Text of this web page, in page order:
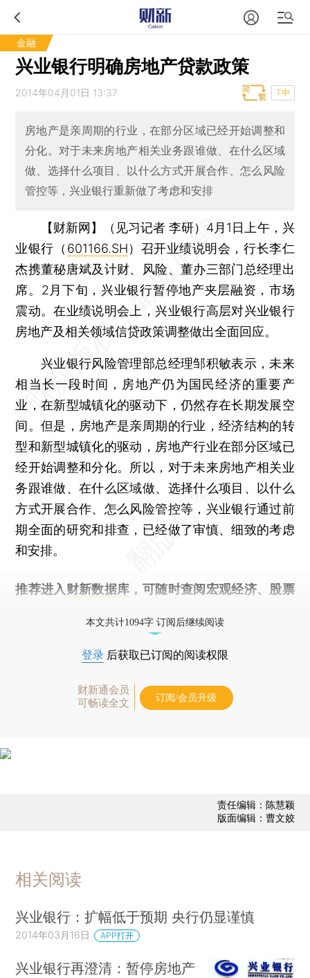
金融
兴业银行明确房地产贷款政策
2014年04月01日 13:37 T中
房地产是亲周期的行业，在部分区域已经开始调整和
分化。对于未来房地产相关业务跟谁做、在什么区域
做、选择什么项目、以什么方式开展合作、怎么风险
管控等，兴业银行重新做了考虑和安排
【财新网】（见习记者 李研） 4月1日上午，兴
业银行（ 601166.SH）召开业绩说明会，行长李仁
杰携董秘唐斌及计财、风险、董办三部门总经理出
席。2月下旬，兴业银行暂停地产夹层融资，市场
震动。在业绩说明会上，兴业银行高层对兴业银行
房地产及相关领域信贷政策调整做出全面回应。
兴业银行风险管理部总经理邹积敏表示，未来
相当长一段时间，房地产仍为国民经济的重要产
业，在新型城镇化的驱动下，仍然存在长期发展空
间。但是，房地产是亲周期的行业，经济结构的转
型和新型城镇化的驱动，房地产行业在部分区域已
经开始调整和分化。所以，对于未来房地产相关业
务跟谁做、在什么区域做、选择什么项目、以什么
方式开展合作、怎么风险管控等，兴业银行通过前
期全面的研究和排查，已经做了审慎、细致的考虑
和安排。
推荐进入 财新数据库 ，可随时查阅宏观经济、股票
本文共计1094字 订阅后继续阅读
登录 后获取已订阅的阅读权限
财新通会员
可畅读全文
订阅/会员升级
责任编辑：陈慧颖
版面编辑：曹文姣
相关阅读
兴业银行：扩幅低于预期 央行仍显谨慎
2014年03月16日 APP打开
兴业银行再澄清：暂停房地产